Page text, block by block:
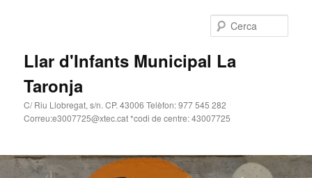
Llar d'Infants Municipal La
Taronja
C/ Riu Llobregat, s/n. CP. 43006 Telèfon: 977 545 282
Correu:e3007725@xtec.cat *codi de centre: 43007725